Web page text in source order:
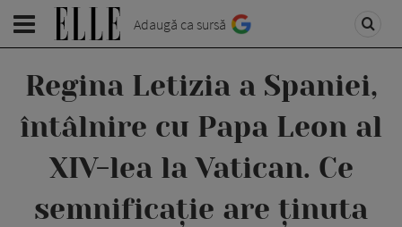
Adaugă ca sursă
Regina Letizia a Spaniei,
întâlnire cu Papa Leon al
XIV-lea la Vatican. Ce
semnificație are ținuta